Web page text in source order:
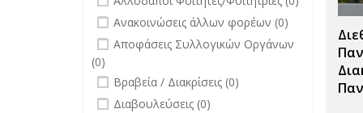
Σπουδές
filter
undefined
Ανακοινώσεις άλλων φορέων (0)
undefined
Αποφάσεις Συλλογικών Οργάνων
(0)
undefined
Βραβεία / Διακρίσεις (0)
undefined
Διαβουλεύσεις (0)